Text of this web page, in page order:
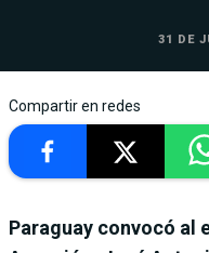
31 DE
Compartir en redes
Paraguay convocó al